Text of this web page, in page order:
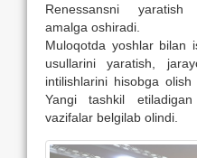
Renessansni yaratish
amalga oshiradi.
Muloqotda yoshlar bilan
usullarini yaratish,
intilishlarini hisobga olish
Yangi tashkil
vazifalar belgilab olindi.